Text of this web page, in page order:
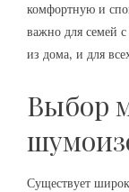
комфортную и
важно для семей
из дома‚ и для
Выбор
Существует